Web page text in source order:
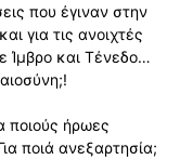
που έγιναν στην
για τις ανοιχτές
Ίμβρο και Τένεδο…
ποιούς ήρωες
ποιά ανεξαρτησία;